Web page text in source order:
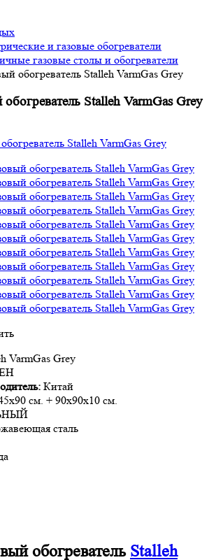
и газовые обогреватели
газовые столы и обогреватели
обогреватель Stalleh VarmGas Grey
Stalleh VarmGas Grey
VarmGas Grey
Китай
см. + 90х90х10 см.
сталь
обогреватель Stalleh